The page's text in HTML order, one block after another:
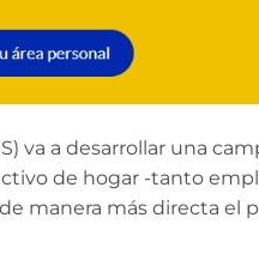
va a desarrollar una
de hogar -tanto
manera más directa el